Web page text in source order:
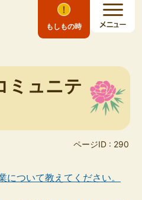
もしもの時
ミュニテ
ページID : 290
について教えてください。